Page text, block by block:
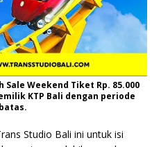
Weekend Tiket Rp. 85.000
KTP Bali dengan periode
Studio Bali ini untuk isi